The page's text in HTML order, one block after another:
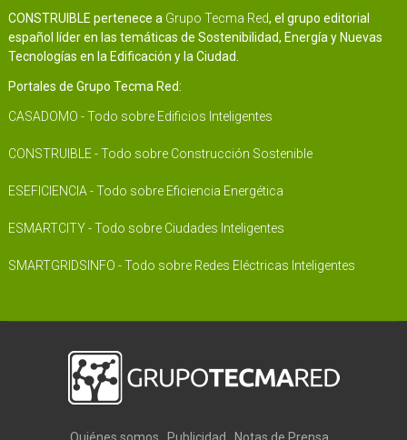
CONSTRUIBLE pertenece a Grupo Tecma Red, el grupo editorial
español líder en las temáticas de Sostenibilidad, Energía y Nuevas
Tecnologías en la Edificación y la Ciudad.
Portales de Grupo Tecma Red:
CASADOMO - Todo sobre Edificios Inteligentes
CONSTRUIBLE - Todo sobre Construcción Sostenible
ESEFICIENCIA - Todo sobre Eficiencia Energética
ESMARTCITY - Todo sobre Ciudades Inteligentes
SMARTGRIDSINFO - Todo sobre Redes Eléctricas Inteligentes